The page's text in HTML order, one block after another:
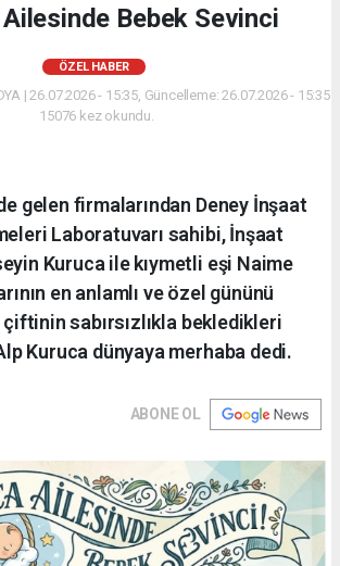
Bebek Sevinci
ÖZEL HABER
| 26.07.2026 - 15:35, Güncelleme: 26.07.2026 - 15:35
15076 kez okundu.
gelen firmalarından Deney İnşaat
Laboratuvarı sahibi, İnşaat
Kuruca ile kıymetli eşi Naime
en anlamlı ve özel gününü
çiftinin sabırsızlıkla bekledikleri
Kuruca dünyaya merhaba dedi.
ABONE OL